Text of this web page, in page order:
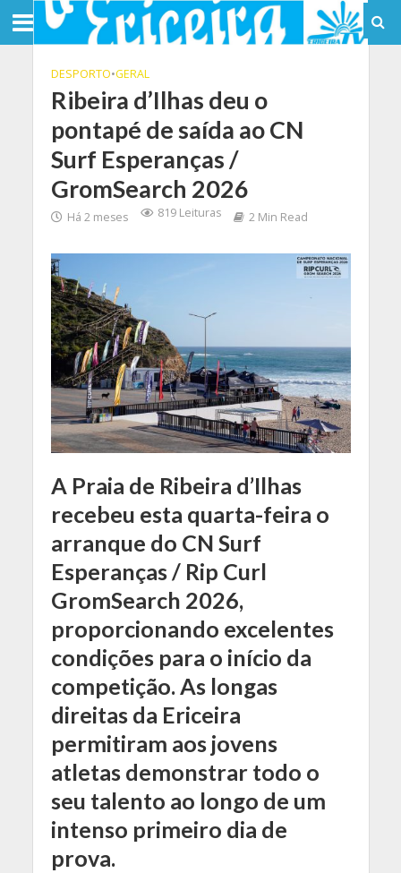
DESPORTO•GERAL
Ribeira d’Ilhas deu o
pontapé de saída ao CN
Surf Esperanças /
GromSearch 2026
Há 2 meses 819 Leituras 2 Min Read
A Praia de Ribeira d’Ilhas
recebeu esta quarta-feira o
arranque do CN Surf
Esperanças / Rip Curl
GromSearch 2026,
proporcionando excelentes
condições para o início da
competição. As longas
direitas da Ericeira
permitiram aos jovens
atletas demonstrar todo o
seu talento ao longo de um
intenso primeiro dia de
prova.